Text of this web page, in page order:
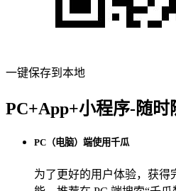
一键保存到本地
PC+App+小程序-随时
PC（电脑）端使用千瓜
为了更好的用户体验，获得